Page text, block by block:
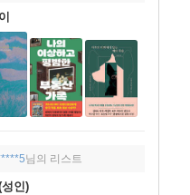
님의 리스트
인)